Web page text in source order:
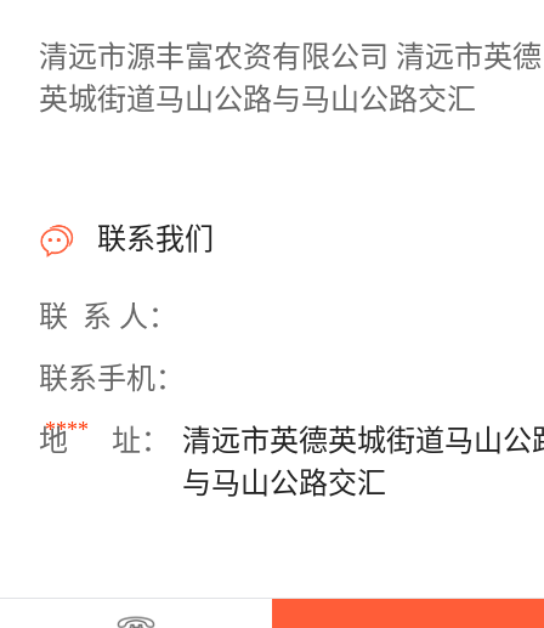
清远市源丰富农资有限公司 清远市英德
英城街道马山公路与马山公路交汇
联系我们
联 系 人：
联系手机：
****
地 址：
清远市英德英城街道马山公
与马山公路交汇